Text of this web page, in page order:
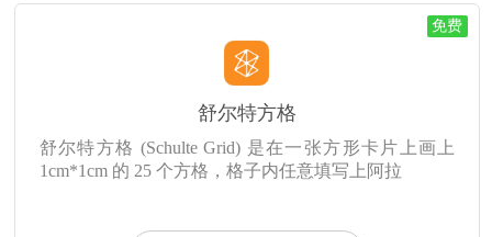
免费
舒尔特方格
舒尔特方格 (Schulte Grid) 是在一张方形卡片上画上
1cm*1cm 的 25 个方格，格子内任意填写上阿拉